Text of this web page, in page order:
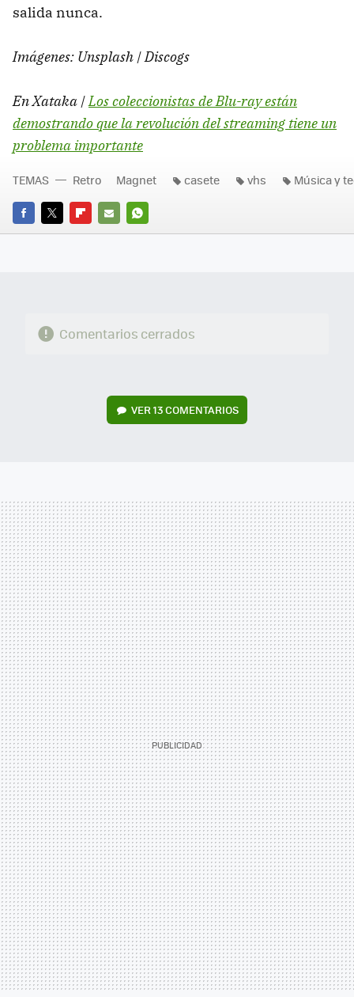
salida nunca.
Imágenes: Unsplash | Discogs
En Xataka |Los coleccionistas de Blu-ray están
demostrando que la revolución del streaming tiene un
problema importante
FACEBOOK
TWITTERFLIPBOARD
E-
WHATSAPP
TEMAS Retro Magnet casete vhs Música y
Comentarios cerrados
VER13 COMENTARIOS